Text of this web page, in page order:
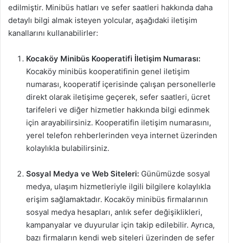
edilmiştir. Minibüs hatları ve sefer saatleri hakkında daha
detaylı bilgi almak isteyen yolcular, aşağıdaki iletişim
kanallarını kullanabilirler:
Kocaköy Minibüs Kooperatifi İletişim Numarası:
Kocaköy minibüs kooperatifinin genel iletişim
numarası, kooperatif içerisinde çalışan personellerle
direkt olarak iletişime geçerek, sefer saatleri, ücret
tarifeleri ve diğer hizmetler hakkında bilgi edinmek
için arayabilirsiniz. Kooperatifin iletişim numarasını,
yerel telefon rehberlerinden veya internet üzerinden
kolaylıkla bulabilirsiniz.
Sosyal Medya ve Web Siteleri: Günümüzde sosyal
medya, ulaşım hizmetleriyle ilgili bilgilere kolaylıkla
erişim sağlamaktadır. Kocaköy minibüs firmalarının
sosyal medya hesapları, anlık sefer değişiklikleri,
kampanyalar ve duyurular için takip edilebilir. Ayrıca,
bazı firmaların kendi web siteleri üzerinden de sefer